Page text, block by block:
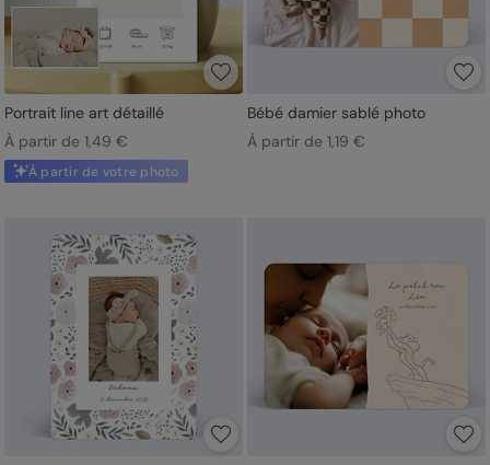
Portrait line art détaillé
À partir de 1,49 €
À partir de votre photo
Bébé damier sablé photo
À partir de 1,19 €